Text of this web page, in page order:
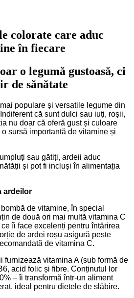
colorate care aduc
în fiecare
o legumă gustoasă, ci
de sănătate
populare și versatile legume din
că sunt dulci sau iuți, roșii,
nu doar că oferă gust și culoare
sursă importantă de vitamine și
sau gătiți, ardeii aduc
și pot fi incluși în alimentația
ardeilor
de vitamine, în special
de două ori mai multă vitamina C
îi face excelenți pentru întărirea
de ardei roșu asigură peste
de vitamina C.
furnizează vitamina A (sub formă de
acid folic și fibre. Conținutul lor
– îi transformă într-un aliment
ideal pentru dietele de slăbire.